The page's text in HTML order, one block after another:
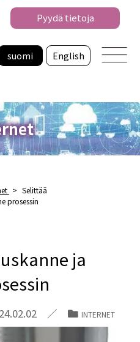
suomi English
Pyydä tietoja
> Selittää
prosessin
ja
INTERNET